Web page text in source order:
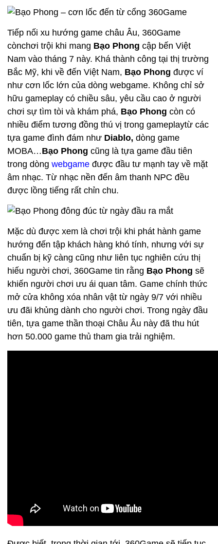
Tiếp nối xu hướng game châu Âu, 360Game
cònchơi trội khi mang Bạo Phong cập bến Việt
Nam vào tháng 7 này. Khá thành công tại thị trường
Bắc Mỹ, khi về đến Việt Nam, Bạo Phong được ví
như cơn lốc lớn của dòng webgame. Không chỉ sở
hữu gameplay có chiều sâu, yêu cầu cao ở người
chơi sự tìm tòi và khám phá, Bạo Phong còn có
nhiều điểm tương đồng thú vị trong gameplaytừ các
tựa game đình đám như Diablo, dòng game
MOBA…Bạo Phong cũng là tựa game đầu tiên
trong dòng webgame được đầu tư mạnh tay về mặt
âm nhạc. Từ nhạc nền đến âm thanh NPC đều
được lồng tiếng rất chỉn chu.
Mặc dù được xem là chơi trội khi phát hành game
hướng đến tập khách hàng khó tính, nhưng với sự
chuẩn bị kỹ càng cũng như liên tục nghiên cứu thị
hiếu người chơi, 360Game tin rằng Bạo Phong sẽ
khiến người chơi ưu ái quan tâm. Game chính thức
mở cửa không xóa nhân vật từ ngày 9/7 với nhiều
ưu đãi khủng dành cho người chơi. Trong ngày đầu
tiên, tựa game thần thoại Châu Âu này đã thu hút
hơn 50.000 game thủ tham gia trải nghiệm.